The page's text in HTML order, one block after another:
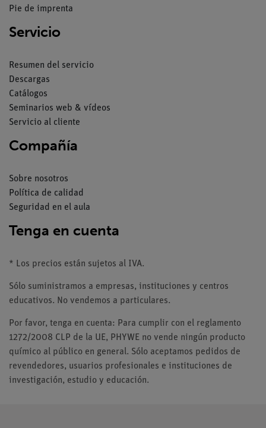
Pie de imprenta
Servicio
Resumen del servicio
Descargas
Catálogos
Seminarios web & vídeos
Servicio al cliente
Compañía
Sobre nosotros
Política de calidad
Seguridad en el aula
Tenga en cuenta
* Los precios están sujetos al IVA.
Sólo suministramos a empresas, instituciones y centros
educativos. No vendemos a particulares.
Por favor, tenga en cuenta: Para cumplir con el reglamento
1272/2008 CLP de la UE, PHYWE no vende ningún producto
químico al público en general. Sólo aceptamos pedidos de
revendedores, usuarios profesionales e instituciones de
investigación, estudio y educación.